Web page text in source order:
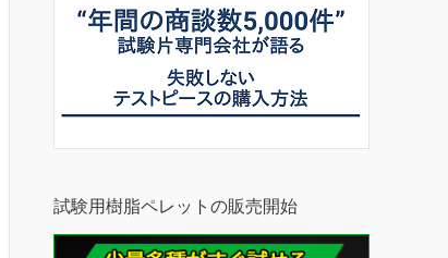
試験用樹脂ペレットの販売開始